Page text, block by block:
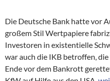
Die Deutsche Bank hatte vor
großem Stil Wertpapiere
Investoren in existentielle
war auch die IKB betroffen,
Ende vor dem Bankrott